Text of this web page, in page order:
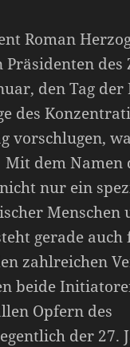
Roman
den Tag
des
vorschlugen,
dem Namen
nur ein
Menschen
gerade auch
zahlreichen
beide
Opfern des
der 27.